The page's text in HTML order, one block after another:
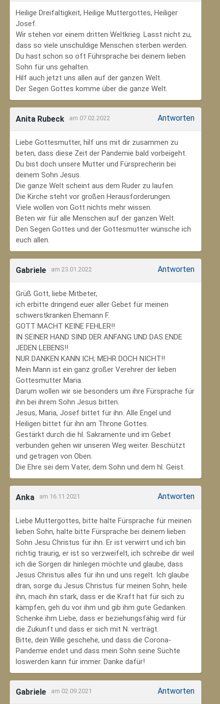
Heilige Dreifaltigkeit, Heilige Muttergottes, Heiliger
Josef.
Wir stehen vor einem dritten Weltkrieg. Lasst nicht zu,
dass so viele unschuldige Menschen sterben werden.
Du hast schon so oft Führsprache bei deinem lieben
Sohn für uns gehalten.
Hilf auch jetzt uns allen auf der ganzen Welt.
Der Segen Gottes komme über die ganze Welt.
Anita Rubeck am 07.02.2022 Antworten
Liebe Gottesmutter, hilf uns mit dir zusammen zu
beten, dass diese Zeit der Pandemie bald vorbeigeht.
Du bist doch unsere Mutter und Fürsprecherin bei
deinem Sohn Jesus.
Die ganze Welt scheint aus dem Ruder zu laufen.
Die Kirche steht vor großen Herausforderungen.
Viele wollen von Gott nichts mehr wissen.
Beten wir für alle Menschen auf der ganzen Welt.
Den Segen Gottes und der Gottesmutter wünsche ich
euch allen.
Gabriele am 23.01.2022 Antworten
Grüß Gott, liebe Mitbeter,
ich erbitte dringend euer aller Gebet für meinen
schwerstkranken Ehemann F.
GOTT MACHT KEINE FEHLER!!
IN SEINER HAND SIND DER ANFANG UND DAS ENDE
JEDEN LEBENS!!
NUR DANKEN KANN ICH; MEHR DOCH NICHT!!
Mein Mann ist ein ganz großer Verehrer der lieben
Gottesmutter Maria.
Darum wollen wir sie besonders um ihre Fürsprache für
ihn bei ihrem Sohn Jesus bitten.
Jesus, Maria, Josef bittet für ihn. Alle Engel und
Heiligen bittet für ihn am Throne Gottes.
Gestärkt durch die hl. Sakramente und im Gebet
verbunden gehen wir unseren Weg weiter. Beschützt
und getragen von Oben.
Die Ehre sei dem Vater, dem Sohn und dem hl. Geist.
Anka am 16.11.2021 Antworten
Liebe Muttergottes, bitte halte Fürsprache für meinen
lieben Sohn, halte bitte Fürsprache bei deinem lieben
Sohn Jesu Christus für ihn. Er ist verwirrt und ich bin
richtig traurig, er ist so verzweifelt, ich schreibe dir weil
ich die Sorgen dir hinlegen möchte und glaube, dass
Jesus Christus alles für ihn und uns regelt. Ich glaube
dran, sorge du Jesus Christus für meinen Sohn‚ heile
ihn, mach ihn stark, dass er die Kraft hat für sich zu
kämpfen, geh du vor ihm und gib ihm gute Gedanken.
Schenke ihm Liebe, dass er beziehungsfähig wird für
die Zukunft und dass er sich mit N. verträgt.
Bitte, dein Wille geschehe, und dass die Corona-
Pandemie endet und dass mein Sohn seine Süchte
loswerden kann für immer. Danke dafür!
Gabriele am 02.09.2021 Antworten